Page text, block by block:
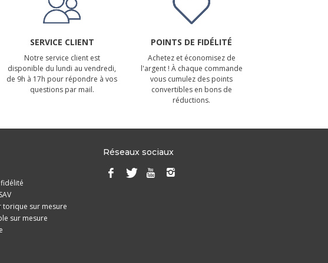
SERVICE CLIENT
Notre service client est
disponible du lundi au vendredi,
de 9h à 17h pour répondre à vos
questions par mail.
POINTS DE FIDÉLITÉ
Achetez et économisez de
l'argent ! À chaque commande
vous cumulez des points
convertibles en bons de
réductions.
sur mesure
sur mesure
Réseaux sociaux